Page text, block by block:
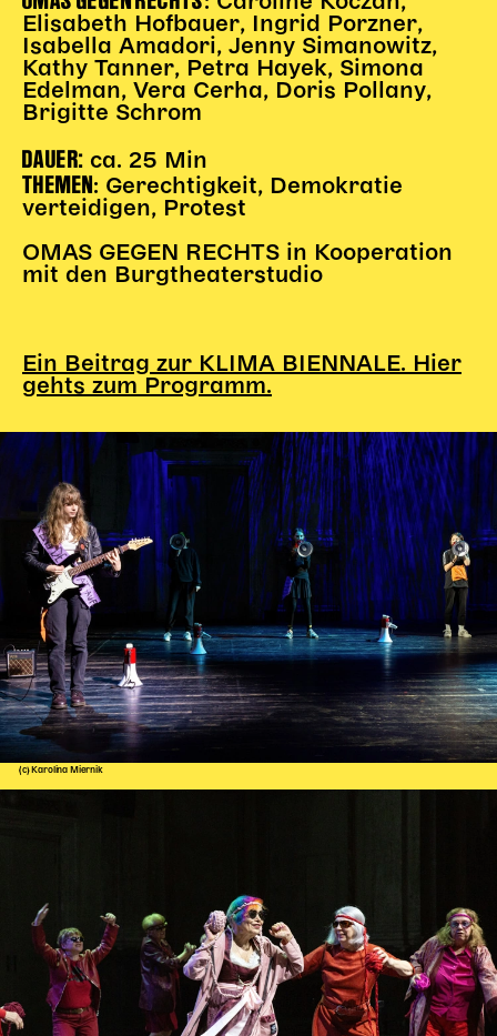
Elisabeth Hofbauer, Ingrid Porzner,
Isabella Amadori, Jenny Simanowitz,
Kathy Tanner, Petra Hayek, Simona
Edelman, Vera Cerha, Doris Pollany,
Brigitte Schrom
DAUER: ca. 25 Min
THEMEN: Gerechtigkeit, Demokratie
verteidigen, Protest
OMAS GEGEN RECHTS in Kooperation
mit den Burgtheaterstudio
Ein Beitrag zur KLIMA BIENNALE. Hier
gehts zum Programm.
(c) Karolina Miernik